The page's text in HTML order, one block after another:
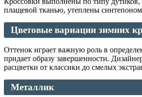
плащевой тканью, утеплены
Цветовые вариации зимних
Оттенок играет важную роль в
придает образу завершенности.
расцветки от классики до смелых
Металлик